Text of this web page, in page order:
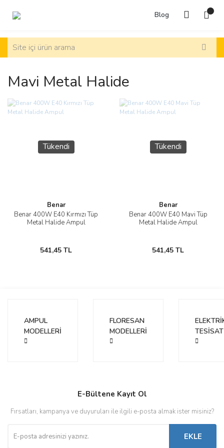
Blog
Mavi Metal Halide
Tükendi
Benar
Benar 400W E40 Kırmızı Tüp
Metal Halide Ampul
541,45 TL
Tükendi
Benar
Benar 400W E40 Mavi Tüp
Metal Halide Ampul
541,45 TL
AMPUL
MODELLERİ
FLORESAN
MODELLERİ
TESİSAT
E-Bültene Kayıt Ol
Fırsatları, kampanya ve duyuruları ile ilgili e-posta almak ister misiniz?
EKLE